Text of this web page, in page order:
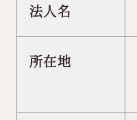
法人名
所在地